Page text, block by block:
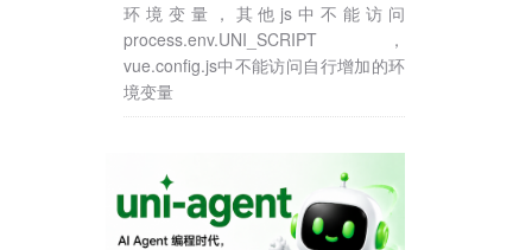
环境变量，其他js中不能访问
process.env.UNI_SCRIPT，
vue.config.js中不能访问自行增加的环
境变量